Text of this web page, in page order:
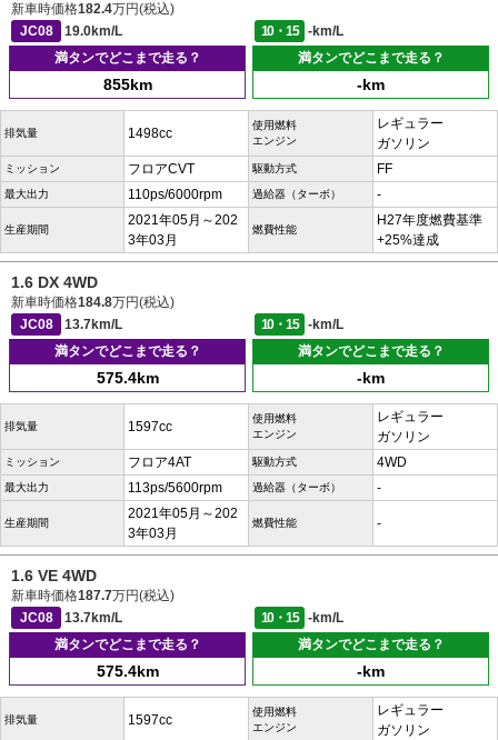
新車時価格182.4万円(税込)
JC08
19.0km/L 10・15
-km/L
満タンでどこまで走る？
855km
満タンでどこまで走る？
-km
排気量 1498cc
使用燃料
エンジン
レギュラー
ガソリン
ミッション フロアCVT 駆動方式 FF
最大出力 110ps/6000rpm 過給器（ターボ） -
生産期間
2021年05月～202
3年03月
燃費性能
H27年度燃費基準
+25%達成
1.6 DX 4WD
新車時価格184.8万円(税込)
JC08
13.7km/L 10・15
-km/L
満タンでどこまで走る？
575.4km
満タンでどこまで走る？
-km
排気量 1597cc
使用燃料
エンジン
レギュラー
ガソリン
ミッション フロア4AT 駆動方式 4WD
最大出力 113ps/5600rpm 過給器（ターボ） -
生産期間
2021年05月～202
3年03月
燃費性能 -
1.6 VE 4WD
新車時価格187.7万円(税込)
JC08
13.7km/L 10・15
-km/L
満タンでどこまで走る？
575.4km
満タンでどこまで走る？
-km
排気量 1597cc
使用燃料
エンジン
レギュラー
ガソリン